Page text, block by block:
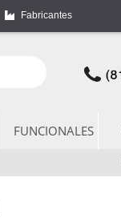
Fabricantes
FUNCIONALES